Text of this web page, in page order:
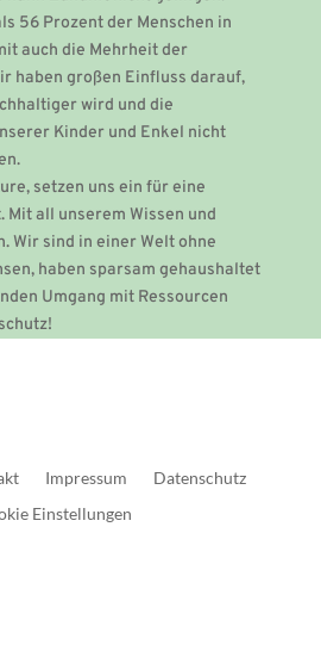
56 Prozent der Menschen in
auch die Mehrheit der
haben großen Einfluss darauf,
wird und die
Kinder und Enkel nicht
setzen uns ein für eine
all unserem Wissen und
Wir sind in einer Welt ohne
haben sparsam gehaushaltet
Umgang mit Ressourcen
Impressum
Datenschutz
Einstellungen